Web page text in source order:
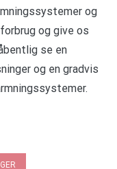
og
og give os
se en
og en gradvis